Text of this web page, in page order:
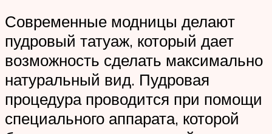
Современные модницы делают
пудровый татуаж, который дает
возможность сделать максимально
натуральный вид. Пудровая
процедура проводится при помощи
специального аппарата, которой